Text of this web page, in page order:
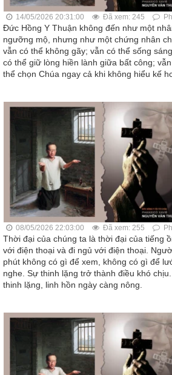
14/05/2026 20:31:00 Đã xem: 245
Đức Hồng Y Thuận không đến như một
ngưỡng mộ, nhưng như một chứng nhân
vẫn có thể không gãy; vẫn có thể sống
có thể giữ lòng hiền lành giữa bất công;
thể chọn Chúa ngay cả khi không hiểu kế
08/05/2026 22:03:00 Đã xem: 255
Thời đại của chúng ta là thời đại của tiếng
với điện thoại và đi ngủ với điện thoại.
phút không có gì để xem, không có gì để
nghe. Sự thinh lặng trở thành điều khó
thinh lặng, linh hồn ngày càng nông.